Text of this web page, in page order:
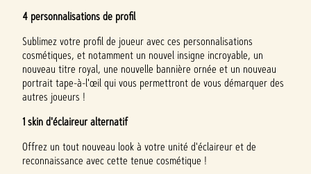
4 personnalisations de profil
Sublimez votre profil de joueur avec ces personnalisations
cosmétiques, et notamment un nouvel insigne incroyable, un
nouveau titre royal, une nouvelle bannière ornée et un nouveau
portrait tape-à-l'œil qui vous permettront de vous démarquer des
autres joueurs !
1 skin d'éclaireur alternatif
Offrez un tout nouveau look à votre unité d'éclaireur et de
reconnaissance avec cette tenue cosmétique !